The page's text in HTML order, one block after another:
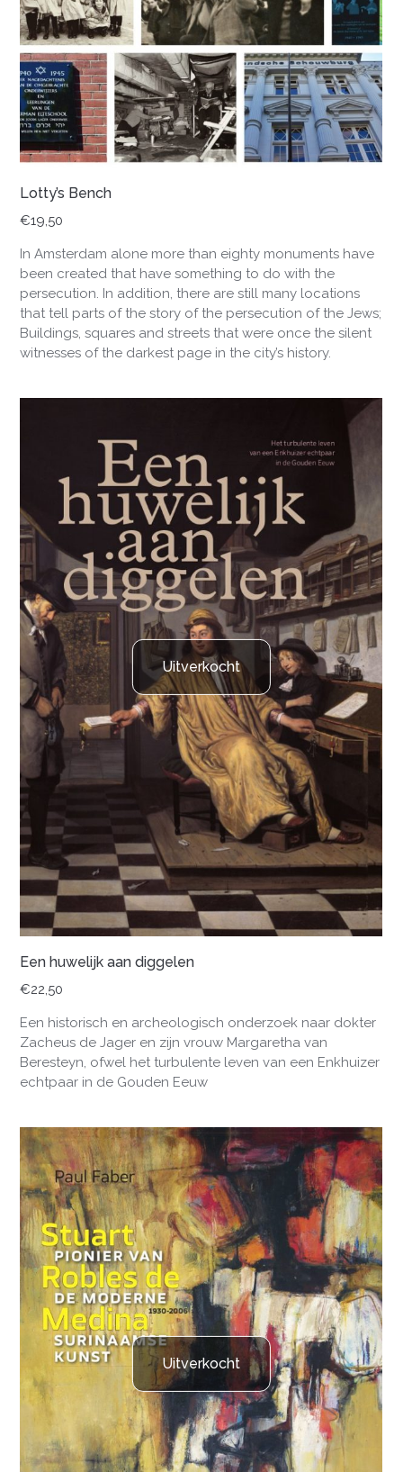
Lotty’s Bench
€19,50
In Amsterdam alone more than eighty monuments have
been created that have something to do with the
persecution. In addition, there are still many locations
that tell parts of the story of the persecution of the Jews;
Buildings, squares and streets that were once the silent
witnesses of the darkest page in the city’s history.
Uitverkocht
Een huwelijk aan diggelen
€22,50
Een historisch en archeologisch onderzoek naar dokter
Zacheus de Jager en zijn vrouw Margaretha van
Beresteyn, ofwel het turbulente leven van een Enkhuizer
echtpaar in de Gouden Eeuw
Uitverkocht